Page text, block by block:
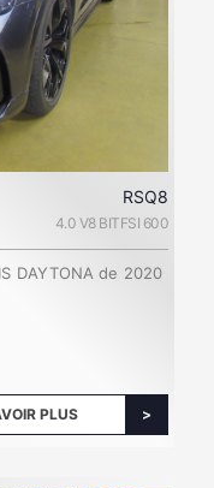
RSQ8
4.0 V8 BITFSI 600
DAYTONA de 2020
PLUS